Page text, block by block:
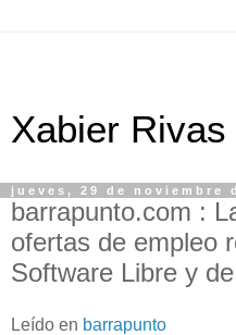
Xabier Rivas
jueves, 29 de noviembre
barrapunto.com :
ofertas de empleo
Software Libre y
Leído en barrapunto